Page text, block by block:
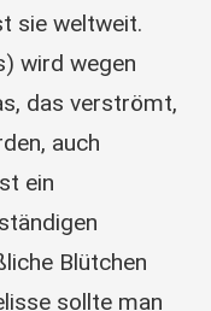
sie weltweit.
wird wegen
das verströmt,
auch
ein
Blütchen
sollte man